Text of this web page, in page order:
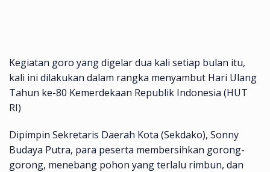
Kegiatan goro yang digelar dua kali setiap bulan itu,
kali ini dilakukan dalam rangka menyambut Hari Ulang
Tahun ke-80 Kemerdekaan Republik Indonesia (HUT
RI)
Dipimpin Sekretaris Daerah Kota (Sekdako), Sonny
Budaya Putra, para peserta membersihkan gorong-
gorong, menebang pohon yang terlalu rimbun, dan